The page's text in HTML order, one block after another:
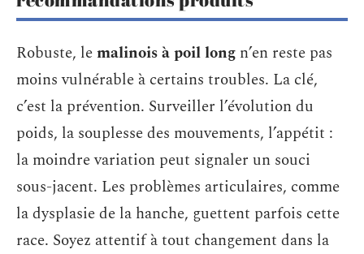
Robuste, lemalinois à poil long n’en reste pas
moins vulnérable à certains troubles. La clé,
c’est la prévention. Surveiller l’évolution du
poids, la souplesse des mouvements, l’appétit :
la moindre variation peut signaler un souci
sous-jacent. Les problèmes articulaires, comme
la dysplasie de la hanche, guettent parfois cette
race. Soyez attentif à tout changement dans la